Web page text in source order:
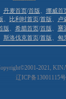
丹麦首页/首版、挪威首
、比利时首页/首版、卢
版、希腊首页/首版、塞
斯洛伐克首页/首版、匈
2021,
辽ICP备13001115